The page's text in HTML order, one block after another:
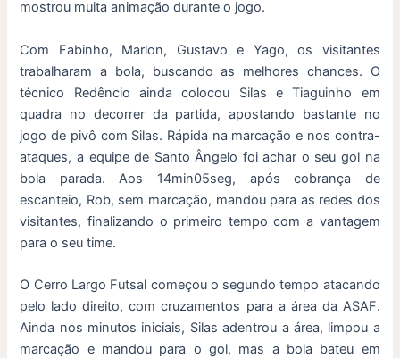
mostrou muita animação durante o jogo.
Com Fabinho, Marlon, Gustavo e Yago, os visitantes
trabalharam a bola, buscando as melhores chances. O
técnico Redêncio ainda colocou Silas e Tiaguinho em
quadra no decorrer da partida, apostando bastante no
jogo de pivô com Silas. Rápida na marcação e nos contra-
ataques, a equipe de Santo Ângelo foi achar o seu gol na
bola parada. Aos 14min05seg, após cobrança de
escanteio, Rob, sem marcação, mandou para as redes dos
visitantes, finalizando o primeiro tempo com a vantagem
para o seu time.
O Cerro Largo Futsal começou o segundo tempo atacando
pelo lado direito, com cruzamentos para a área da ASAF.
Ainda nos minutos iniciais, Silas adentrou a área, limpou a
marcação e mandou para o gol, mas a bola bateu em